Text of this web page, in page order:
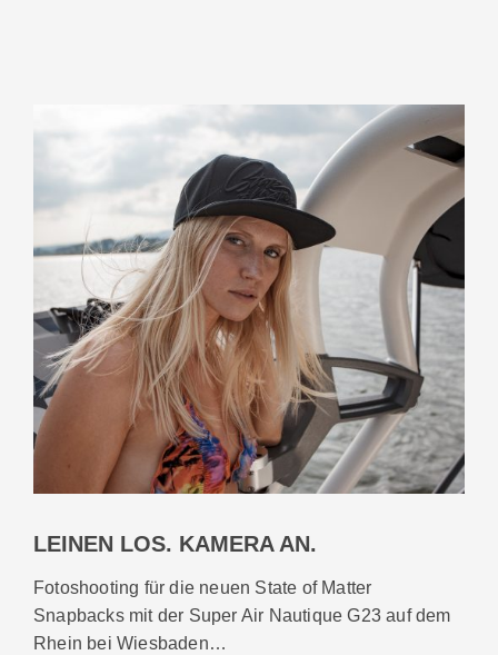
LEINEN LOS. KAMERA AN.
Fotoshooting für die neuen State of Matter
Snapbacks mit der Super Air Nautique G23 auf dem
Rhein bei Wiesbaden…